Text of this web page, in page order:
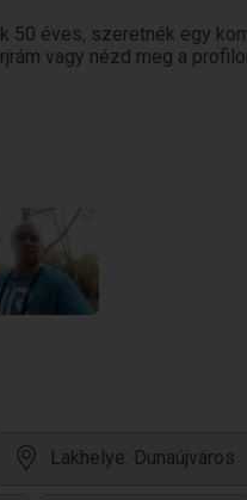
50 éves, szeretnék egy
vagy nézd meg a
Lakhelye: Dunaújváros